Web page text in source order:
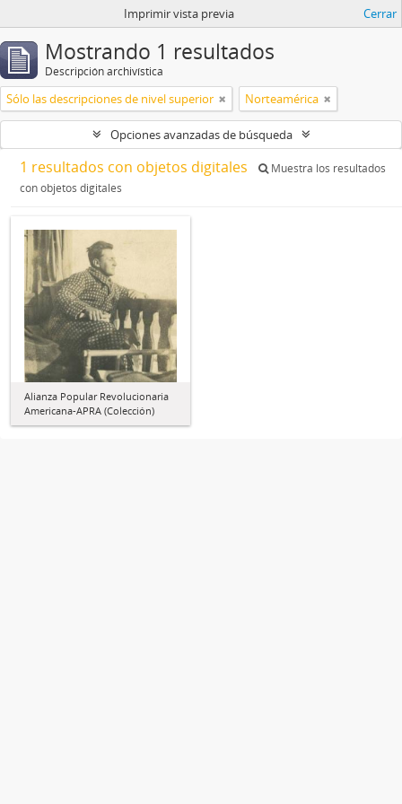
Imprimir vista previa Cerrar
Mostrando 1 resultados
Descripción archivística
Sólo las descripciones de nivel superior Norteamérica
Opciones avanzadas de búsqueda
1 resultados con objetos digitales
Muestra los resultados
con objetos digitales
Alianza Popular Revolucionaria
Americana-APRA (Colección)